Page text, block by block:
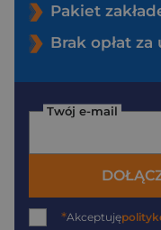
Pakiet
Brak opłat
Twój e-mail
*Akceptuję